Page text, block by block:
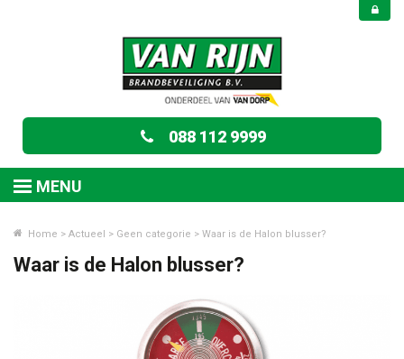
088 112 9999
MENU
Home > Actueel > Geen categorie > Waar is de Halon blusser?
Waar is de Halon blusser?